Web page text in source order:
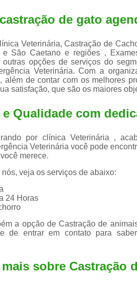
de gato
Veterinária, Castração de
São Caetano e regiões ,
outras opções de serviços do
Veterinária. Com a
além de contar com os melhores
satisfação, que são os maiores
Qualidade com
por clínica Veterinária ,
Veterinária você pode
merece.
veja os serviços de abaixo:
24 Horas
a opção de Castração de
de entrar em contato para
mais sobre Castração